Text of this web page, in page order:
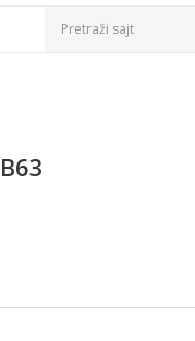
Pretraži sajt